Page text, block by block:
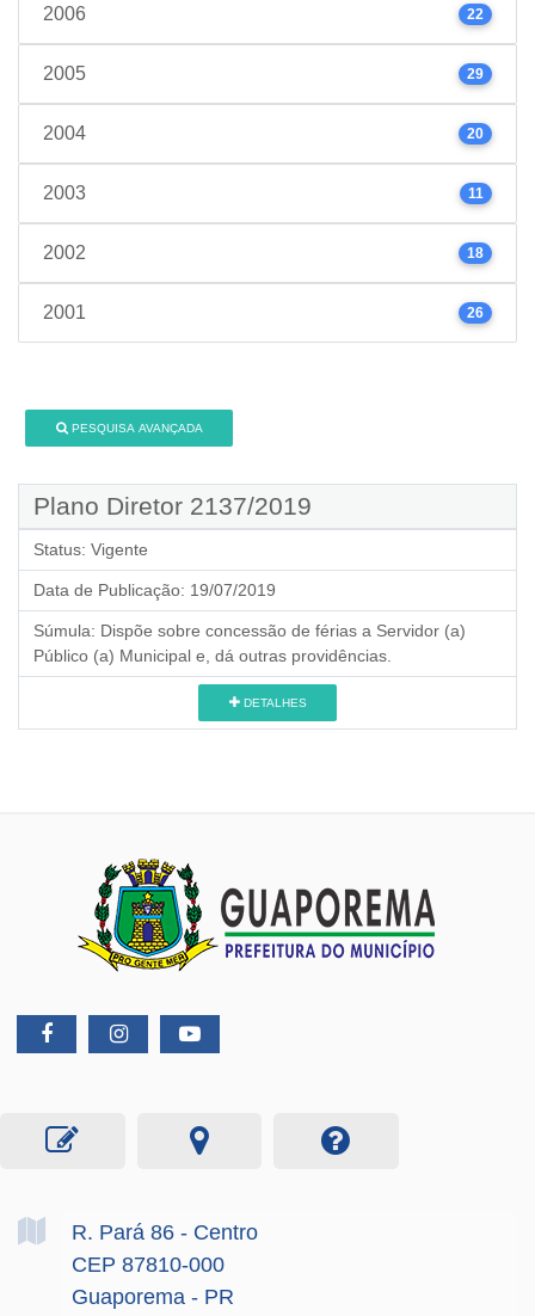
2006 22
2005 29
2004 20
2003 11
2002 18
2001 26
PESQUISA AVANÇADA
Plano Diretor 2137/2019
Status: Vigente
Data de Publicação: 19/07/2019
Súmula: Dispõe sobre concessão de férias a Servidor (a)
Público (a) Municipal e, dá outras providências.
DETALHES
R. Pará 86 - Centro
CEP 87810-000
Guaporema - PR